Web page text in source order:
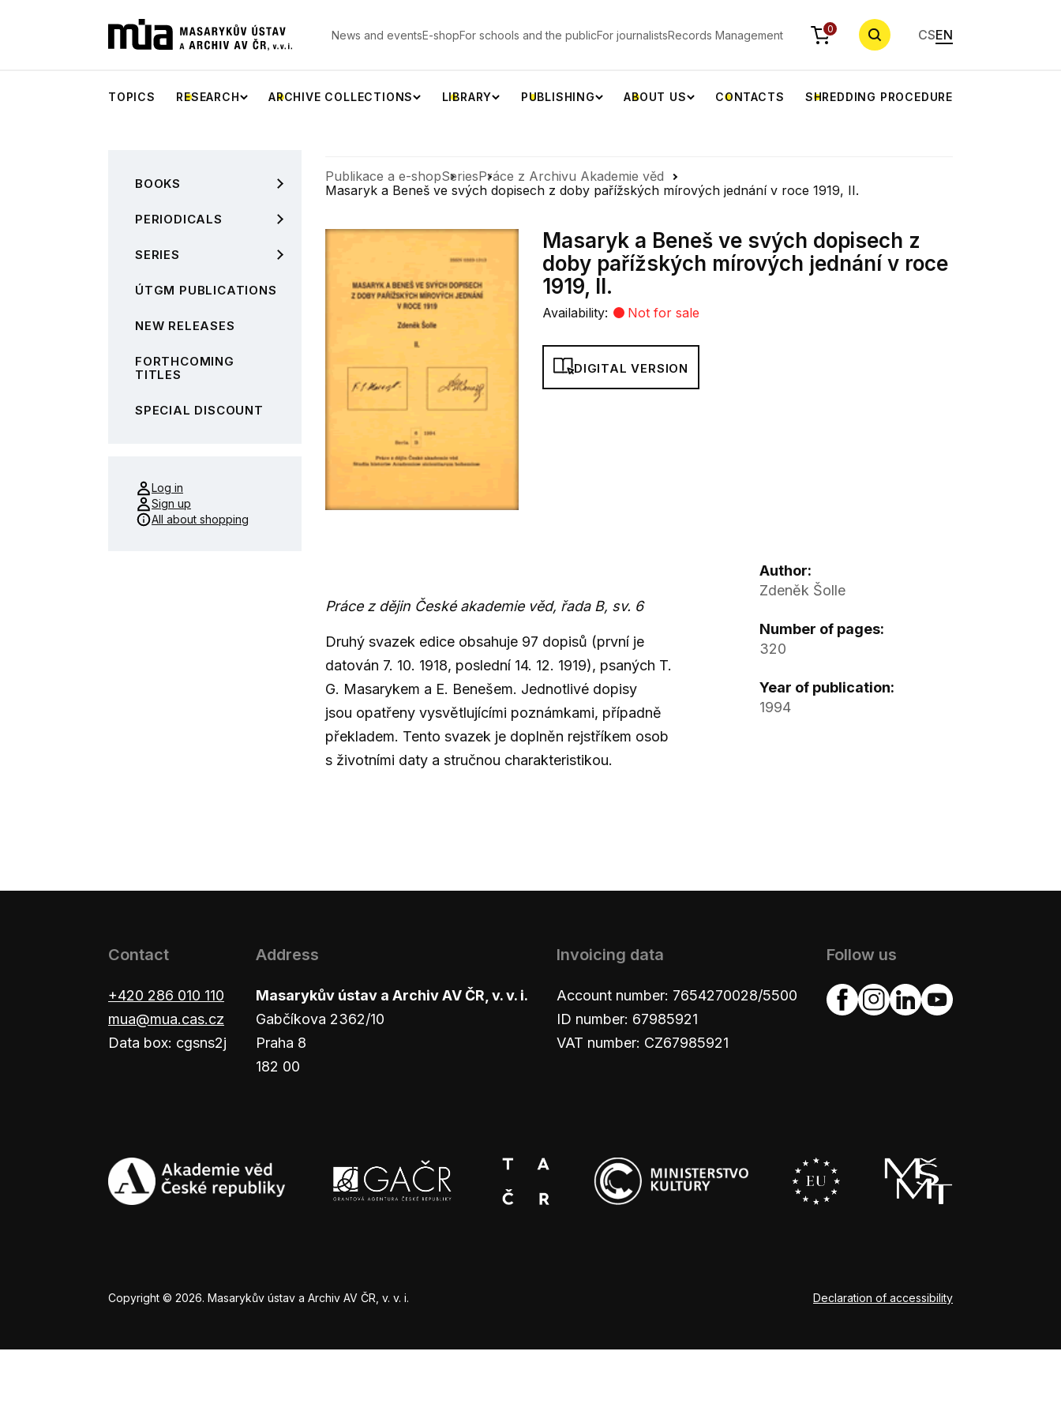
News and eventsE-shopFor schools and the publicFor journalistsRecords Management 0 CSEN
TOPICS RESEARCH ARCHIVE COLLECTIONS LIBRARY PUBLISHING ABOUT US CONTACTS SHREDDING PROCEDURE
BOOKS
PERIODICALS
SERIES
ÚTGM PUBLICATIONS
NEW RELEASES
FORTHCOMING
TITLES
SPECIAL DISCOUNT
Log in
Sign up
All about shopping
Publikace a e-shopSeriesPráce z Archivu Akademie věd
Masaryk a Beneš ve svých dopisech z doby pařížských mírových jednání v roce 1919, II.
Masaryk a Beneš ve svých dopisech z
doby pařížských mírových jednání v roce
1919, II.
Availability: Not for sale
DIGITAL VERSION
Práce z dějin České akademie věd, řada B, sv. 6
Druhý svazek edice obsahuje 97 dopisů (první je
datován 7. 10. 1918, poslední 14. 12. 1919), psaných T.
G. Masarykem a E. Benešem. Jednotlivé dopisy
jsou opatřeny vysvětlujícími poznámkami, případně
překladem. Tento svazek je doplněn rejstříkem osob
s životními daty a stručnou charakteristikou.
Author:
Zdeněk Šolle
Number of pages:
320
Year of publication:
1994
Contact
+420 286 010 110
mua@mua.cas.cz
Data box: cgsns2j
Address
Masarykův ústav a Archiv AV ČR, v. v. i.
Gabčíkova 2362/10
Praha 8
182 00
Invoicing data
Account number: 7654270028/5500
ID number: 67985921
VAT number: CZ67985921
Follow us
Copyright © 2026. Masarykův ústav a Archiv AV ČR, v. v. i. Declaration of accessibility